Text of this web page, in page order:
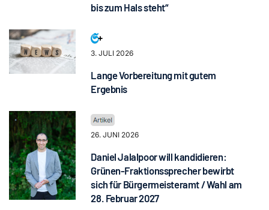
bis zum Hals steht“
3. JULI 2026
Lange Vorbereitung mit gutem
Ergebnis
26. JUNI 2026
Daniel Jalalpoor will kandidieren:
Grünen-Fraktionssprecher bewirbt
sich für Bürgermeisteramt / Wahl am
28. Februar 2027